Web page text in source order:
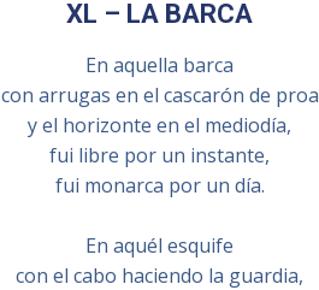
XL – LA BARCA
En aquella barca
con arrugas en el cascarón de proa
y el horizonte en el mediodía,
fui libre por un instante,
fui monarca por un día.
En aquél esquife
con el cabo haciendo la guardia,